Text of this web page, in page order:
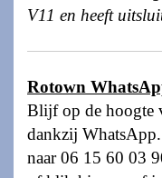
V11 en heeft
Rotown
Blijf op de hoogte
dankzij
naar 06 15 60 03